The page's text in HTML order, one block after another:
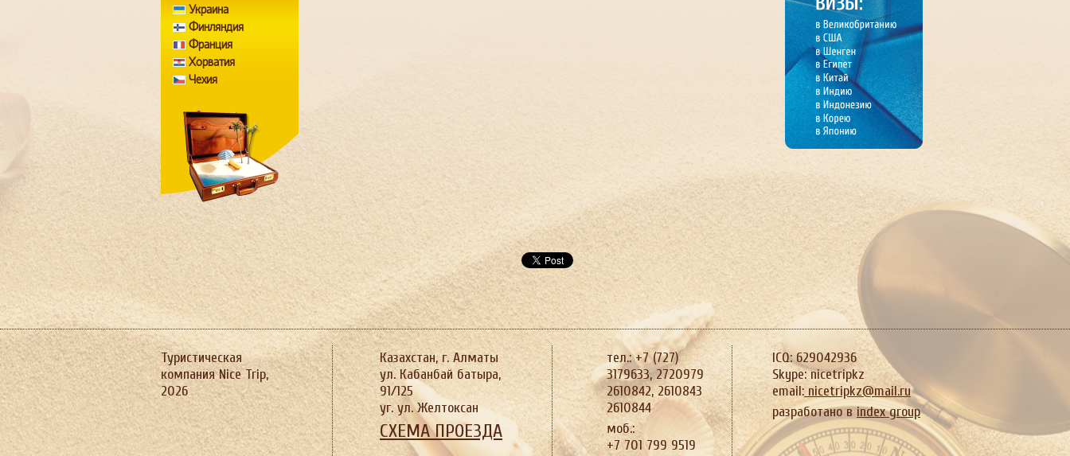
Украина
Финляндия
Франция
Хорватия
Чехия
Швеция
Шри-Ланка
Южная Корея
ЮАР
Ямайка
Япония
Туристическая
компания Nice Trip,
2026
Казахстан, г. Алматы
ул. Кабанбай батыра,
91/125
уг. ул. Желтоксан
СХЕМА ПРОЕЗДА
тел.: +7 (727)
3179633, 2720979
2610842, 2610843
2610844
моб.:
+7 701 799 9519
ICQ: 629042936
Skype: nicetripkz
email:nicetripkz@mail.ru
разработано вindex group